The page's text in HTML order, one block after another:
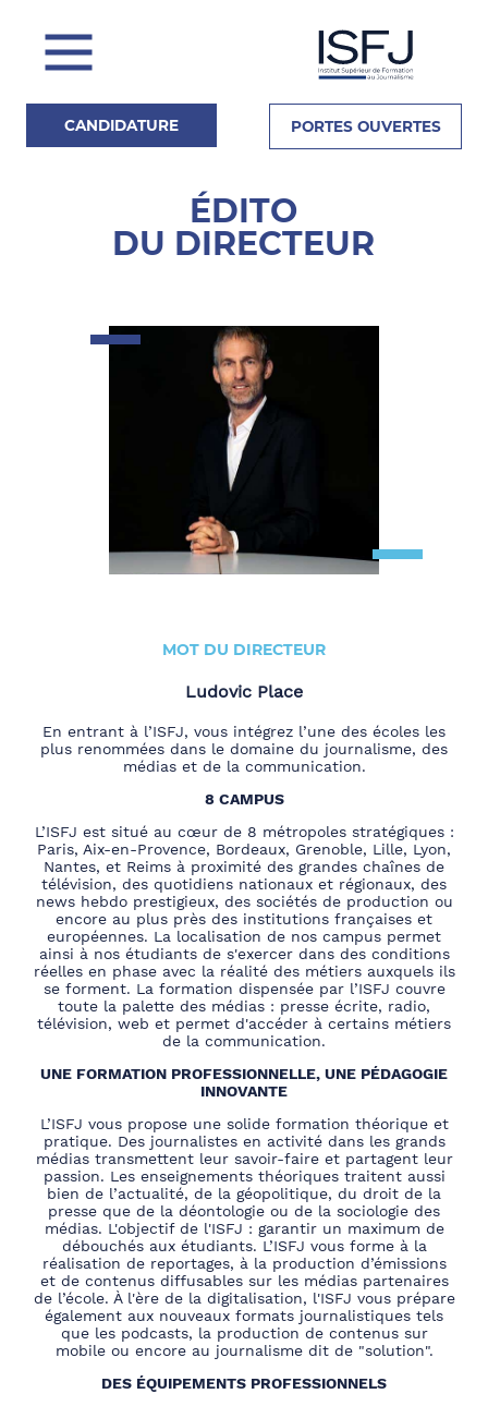
CANDIDATURE PORTES OUVERTES
ÉDITO
DU DIRECTEUR
MOT DU DIRECTEUR
Ludovic Place
En entrant à l’ISFJ, vous intégrez l’une des écoles les
plus renommées dans le domaine du journalisme, des
médias et de la communication.
8 CAMPUS
L’ISFJ est situé au cœur de 8 métropoles stratégiques :
Paris, Aix-en-Provence, Bordeaux, Grenoble, Lille, Lyon,
Nantes, et Reims à proximité des grandes chaînes de
télévision, des quotidiens nationaux et régionaux, des
news hebdo prestigieux, des sociétés de production ou
encore au plus près des institutions françaises et
européennes. La localisation de nos campus permet
ainsi à nos étudiants de s'exercer dans des conditions
réelles en phase avec la réalité des métiers auxquels ils
se forment. La formation dispensée par l’ISFJ couvre
toute la palette des médias : presse écrite, radio,
télévision, web et permet d'accéder à certains métiers
de la communication.
UNE FORMATION PROFESSIONNELLE, UNE PÉDAGOGIE
INNOVANTE
L’ISFJ vous propose une solide formation théorique et
pratique. Des journalistes en activité dans les grands
médias transmettent leur savoir-faire et partagent leur
passion. Les enseignements théoriques traitent aussi
bien de l’actualité, de la géopolitique, du droit de la
presse que de la déontologie ou de la sociologie des
médias. L'objectif de l'ISFJ : garantir un maximum de
débouchés aux étudiants. L’ISFJ vous forme à la
réalisation de reportages, à la production d’émissions
et de contenus diffusables sur les médias partenaires
de l’école. À l'ère de la digitalisation, l'ISFJ vous prépare
également aux nouveaux formats journalistiques tels
que les podcasts, la production de contenus sur
mobile ou encore au journalisme dit de "solution".
DES ÉQUIPEMENTS PROFESSIONNELS